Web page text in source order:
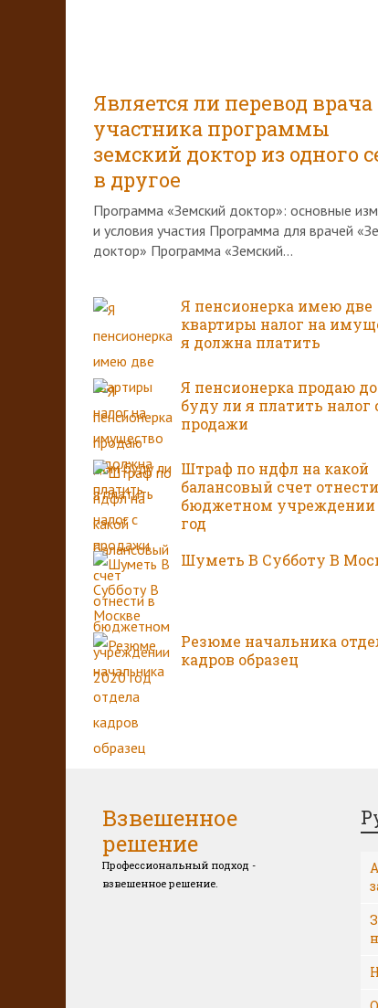
Является ли перевод врача
участника программы
земский доктор из одного
в другое
Программа «Земский доктор»: основные
и условия участия Программа для врачей
доктор» Программа «Земский...
Я пенсионерка имею две
квартиры налог на
я должна платить
Я пенсионерка продаю
буду ли я платить налог
продажи
Штраф по ндфл на какой
балансовый счет
бюджетном учреждении
год
Шуметь В Субботу В
Резюме начальника
кадров образец
Взвешенное
решение
Профессиональный подход -
взвешенное решение.